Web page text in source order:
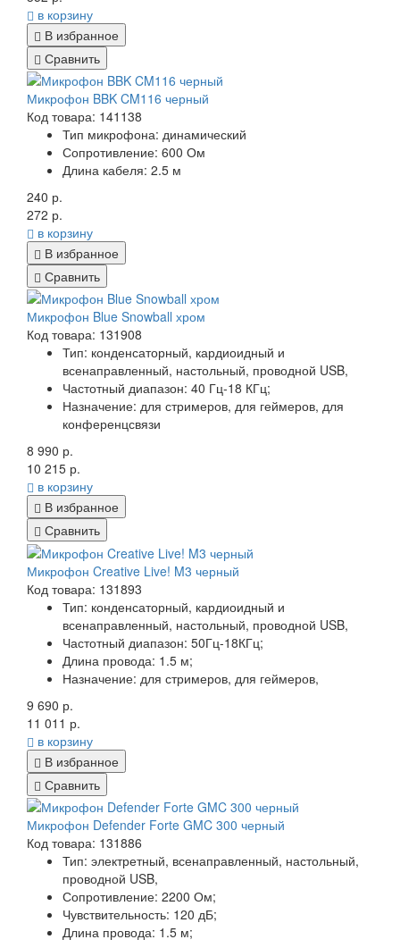
в корзину
В избранное
Сравнить
Микрофон BBK CM116 черный
Код товара: 141138
Тип микрофона: динамический
Сопротивление: 600 Ом
Длина кабеля: 2.5 м
240 р.
272 р.
в корзину
В избранное
Сравнить
Микрофон Blue Snowball хром
Код товара: 131908
Тип: конденсаторный, кардиоидный и
всенаправленный, настольный, проводной USB,
Частотный диапазон: 40 Гц-18 КГц;
Назначение: для стримеров, для геймеров, для
конференцсвязи
8 990 р.
10 215 р.
в корзину
В избранное
Сравнить
Микрофон Creative Live! M3 черный
Код товара: 131893
Тип: конденсаторный, кардиоидный и
всенаправленный, настольный, проводной USB,
Частотный диапазон: 50Гц-18КГц;
Длина провода: 1.5 м;
Назначение: для стримеров, для геймеров,
9 690 р.
11 011 р.
в корзину
В избранное
Сравнить
Микрофон Defender Forte GMC 300 черный
Код товара: 131886
Тип: электретный, всенаправленный, настольный,
проводной USB,
Сопротивление: 2200 Ом;
Чувствительность: 120 дБ;
Длина провода: 1.5 м;